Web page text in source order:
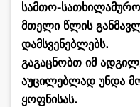
სამთო-
მთელი წლის
დამსვენებლებს.
გაგაცნობთ იმ
აუცილებლად უნდა
ყოფნისას.